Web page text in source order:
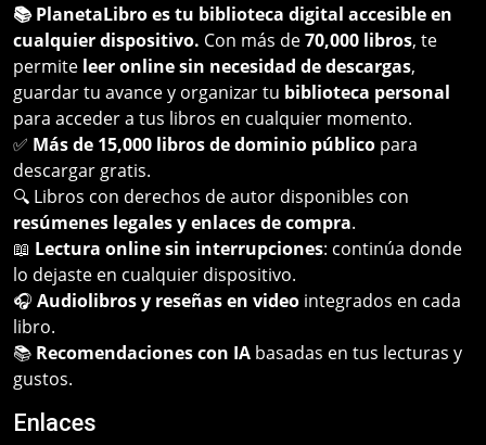
📚 PlanetaLibro es tu biblioteca digital accesible en
cualquier dispositivo. Con más de70,000 libros, te
permite leer online sin necesidad de descargas,
guardar tu avance y organizar tu biblioteca personal
para acceder a tus libros en cualquier momento.
✅ Más de 15,000 libros de dominio público para
descargar gratis.
🔍 Libros con derechos de autor disponibles con
resúmenes legales y enlaces de compra.
📖 Lectura online sin interrupciones: continúa donde
lo dejaste en cualquier dispositivo.
🎧 Audiolibros y reseñas en video integrados en cada
libro.
📚 Recomendaciones con IA basadas en tus lecturas y
gustos.
Enlaces